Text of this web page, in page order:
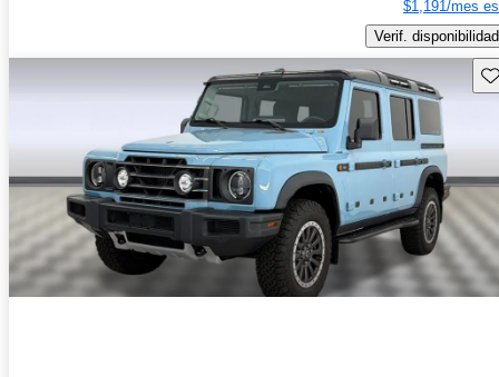
$1,191/mes
Verif. disponibilidad